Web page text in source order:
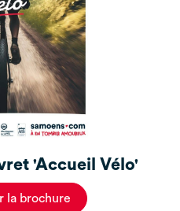
'Accueil Vélo'
la brochure